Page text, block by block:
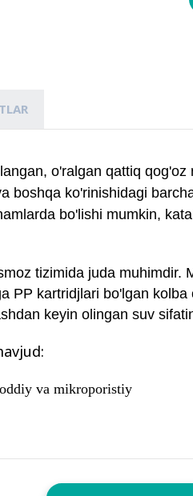
o'ralgan qattiq
boshqa ko'rinishidagi
bo'lishi mumkin,
tizimida juda
PP kartridjlari bo'lgan
keyin olingan suv
oddiy va mikroporistiy